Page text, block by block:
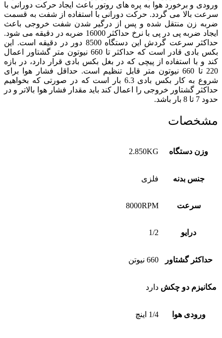
ورودی و برخورد هوا به پره های روتور باعث ایجاد حرکت دورانی با
سرعت بالا می گردد. حرکت دورانی با استفاده از شفت به قسمت
ضربه زن منتقل شده و پس از درگیر شدن شفت خروجی باعث
ایجاد ضربه پی در پی با نرخ حداکثر 16000 ضربه در دقیقه می شود.
حداکثر سرعت گردش این دستگاه 8500 دور در دقیقه است. این
بکس بادی قادر است که حداکثر تا 660 نیوتون متر گشتاور اعمال
کند و با استفاده از پیچی که در بغل بکس بادی قرار دارد، در بازه
220 تا 660 نیوتون متر قابل تنظیم است. حداقل فشار هوا برای
شروع به کار بکس بادی 6.3 بار است که در صورتی که بخواهیم
حداکثر گشتاور خروجی را اعمال کند باید مقدار فشار هوا بالاتر و در
حدود 7 تا 8 بار باشد.
مشخصات
وزن دستگاه 2.850KG
جنس بدنه فلزی
سرعت 8000RPM
درایو 1/2
حداکثر گشتاور 660 نیوتن
مکانیزم دو چکش دارد
ورودی هوا 1/4 اینچ